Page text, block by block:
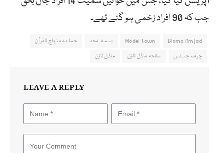
جب کہ 90 افراد زخمی ہو گئے تھے۔
Bisma Amjad
Model town بسمہ امجد
جماعہ منہاج القرآن
چیف جسٹس
سانحہ ماڈل ٹاؤن ماڈل ٹاؤن
LEAVE A REPLY